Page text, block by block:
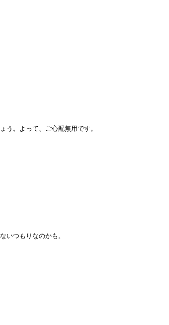
う。よって、ご心配無用です。
いつもりなのかも。